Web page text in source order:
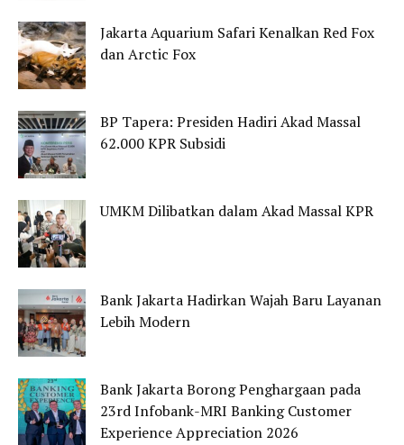
Jakarta Aquarium Safari Kenalkan Red Fox
dan Arctic Fox
BP Tapera: Presiden Hadiri Akad Massal
62.000 KPR Subsidi
UMKM Dilibatkan dalam Akad Massal KPR
Bank Jakarta Hadirkan Wajah Baru Layanan
Lebih Modern
Bank Jakarta Borong Penghargaan pada
23rd Infobank-MRI Banking Customer
Experience Appreciation 2026